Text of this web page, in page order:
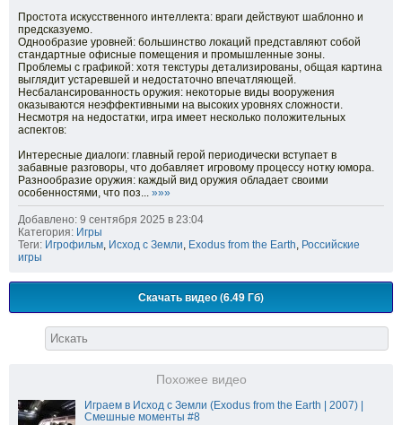
Простота искусственного интеллекта: враги действуют шаблонно и
предсказуемо.
Однообразие уровней: большинство локаций представляют собой
стандартные офисные помещения и промышленные зоны.
Проблемы с графикой: хотя текстуры детализированы, общая картина
выглядит устаревшей и недостаточно впечатляющей.
Несбалансированность оружия: некоторые виды вооружения
оказываются неэффективными на высоких уровнях сложности.
Несмотря на недостатки, игра имеет несколько положительных
аспектов:
Интересные диалоги: главный герой периодически вступает в
забавные разговоры, что добавляет игровому процессу нотку юмора.
Разнообразие оружия: каждый вид оружия обладает своими
особенностями, что поз... »»»
Добавлено: 9 сентября 2025 в 23:04
Категория: Игры
Теги: Игрофильм, Исход с Земли, Exodus from the Earth, Российские
игры
Скачать видео (6.49 Гб)
Похожее видео
Играем в Исход с Земли (Exodus from the Earth | 2007) |
Смешные моменты #8